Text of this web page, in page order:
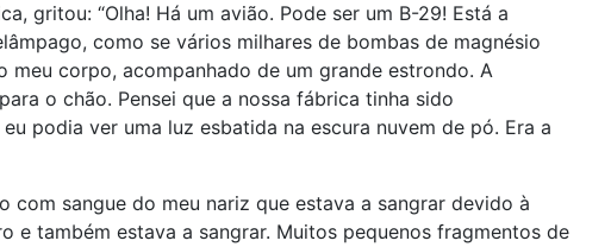
gritou: “Olha! Há um avião. Pode ser um B-29! Está a
como se vários milhares de bombas de magnésio
corpo, acompanhado de um grande estrondo. A
o chão. Pensei que a nossa fábrica tinha sido
podia ver uma luz esbatida na escura nuvem de pó. Era a
com sangue do meu nariz que estava a sangrar devido à
também estava a sangrar. Muitos pequenos fragmentos de